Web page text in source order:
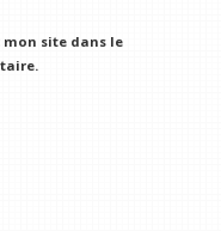
site dans le